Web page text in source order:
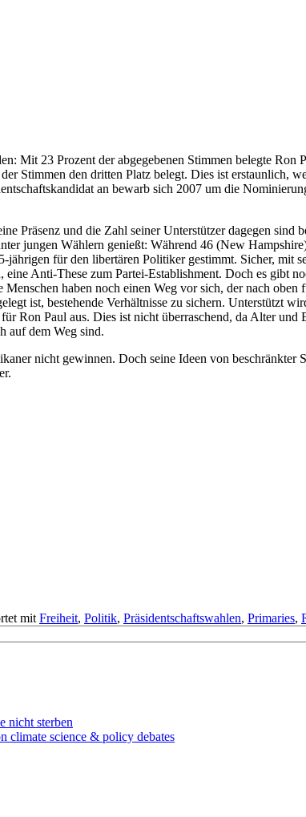
Mit 23 Prozent der abgegebenen Stimmen belegte Ron
Stimmen den dritten Platz belegt. Dies ist erstaunlich,
an bewarb sich 2007 um die
Präsenz und die Zahl seiner Unterstützer dagegen
jungen Wählern genießt: Während 46 (New
jährigen für den libertären Politiker gestimmt. Sicher,
Anti-These zum Partei-Establishment. Doch es gibt
haben noch einen Weg vor sich, der nach
ist, bestehende Verhältnisse zu sichern. Unterstützt
Ron Paul aus. Dies ist nicht überraschend, da Alter
auf dem Weg sind.
nicht gewinnen. Doch seine Ideen von
mit Freiheit, Politik, Präsidentschaftswahlen, Primaries,
nicht sterben
climate science & policy debates